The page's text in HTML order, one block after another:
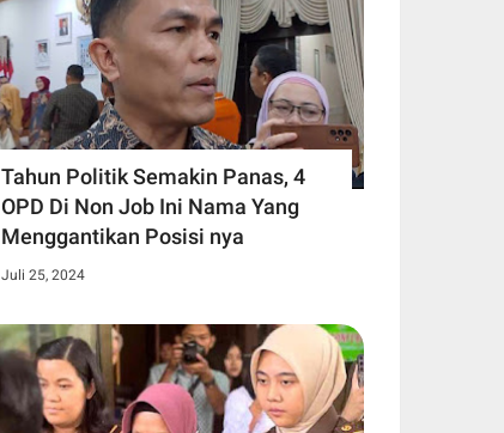
Tahun Politik Semakin Panas, 4
OPD Di Non Job Ini Nama Yang
Menggantikan Posisi nya
Juli 25, 2024